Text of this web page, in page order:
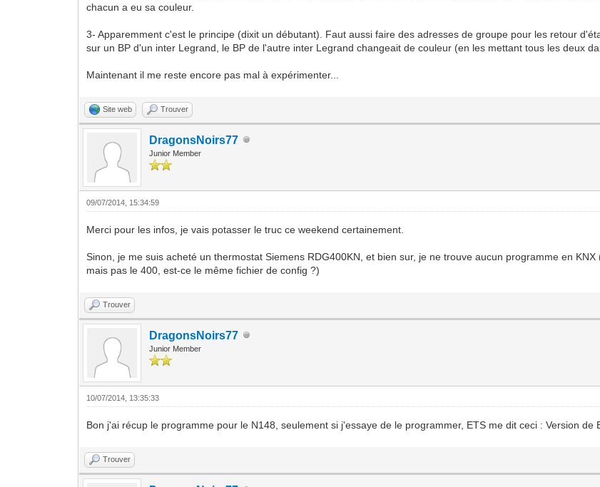
chacun a eu sa couleur.
3- Apparemment c'est le principe (dixit un débutant). Faut aussi faire des adresses de groupe pour les retour
sur un BP d'un inter Legrand, le BP de l'autre inter Legrand changeait de couleur (en les mettant tous les deux
Maintenant il me reste encore pas mal à expérimenter...
Site web Trouver
DragonsNoirs77
Junior Member
09/07/2014, 15:34:59
Merci pour les infos, je vais potasser le truc ce weekend certainement.
Sinon, je me suis acheté un thermostat Siemens RDG400KN, et bien sur, je ne trouve aucun programme en
mais pas le 400, est-ce le même fichier de config ?)
Trouver
DragonsNoirs77
Junior Member
10/07/2014, 13:35:33
Bon j'ai récup le programme pour le N148, seulement si j'essaye de le programmer, ETS me dit ceci : Version de
Trouver